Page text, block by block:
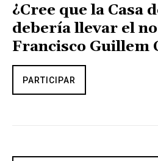
¿Cree que la Casa
debería llevar el
Francisco Guillem
PARTICIPAR